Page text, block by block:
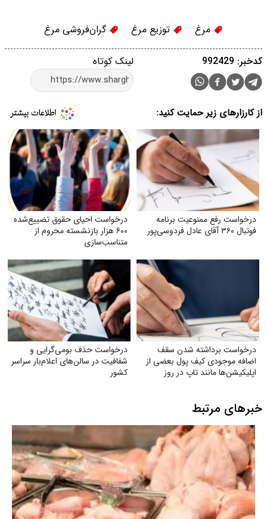
مرغ توزیع مرغ گران‌فروشی مرغ
لینک کوتاه کدخبر: 992429
از کارزارهای زیر حمایت کنید:
درخواست رفع ممنوعیت برنامه
فوتبال ۳۶۰ آقای عادل فردوسی‌پور
درخواست احیای حقوق تضییع‌شده
۶۰۰ هزار بازنشسته محروم از
متناسب‌سازی
درخواست برداشته شدن سقف
اضافه‌ موجودی کیف پول بعضی از
اپلیکیشن‌ها مانند تاپ در روز
درخواست حذف بومی‌گرایی و
شفافیت در سالن‌های اعلام‌بار سراسر
کشور
خبرهای مرتبط